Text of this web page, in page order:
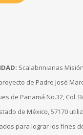
Scalabrinianas
de Padre José
de Panamá No.32, Col.
de México, 57170
para lograr los fines